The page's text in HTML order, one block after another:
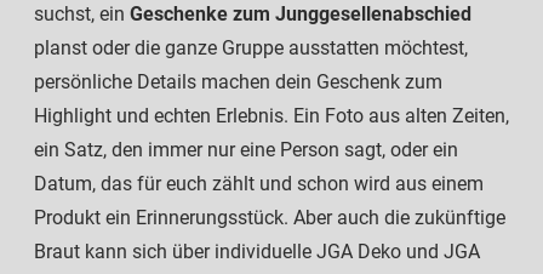
suchst, ein Geschenke zum Junggesellenabschied
planst oder die ganze Gruppe ausstatten möchtest,
persönliche Details machen dein Geschenk zum
Highlight und echten Erlebnis. Ein Foto aus alten Zeiten,
ein Satz, den immer nur eine Person sagt, oder ein
Datum, das für euch zählt und schon wird aus einem
Produkt ein Erinnerungsstück. Aber auch die zukünftige
Braut kann sich über individuelle JGA Deko und JGA